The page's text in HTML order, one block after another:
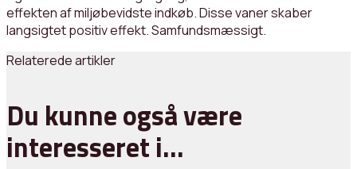
effekten af miljøbevidste indkøb. Disse vaner skaber
langsigtet positiv effekt. Samfundsmæssigt.
Relaterede artikler
Du kunne også være
interesseret i…